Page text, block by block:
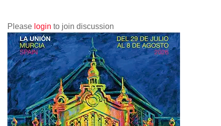
Please login to join discussion